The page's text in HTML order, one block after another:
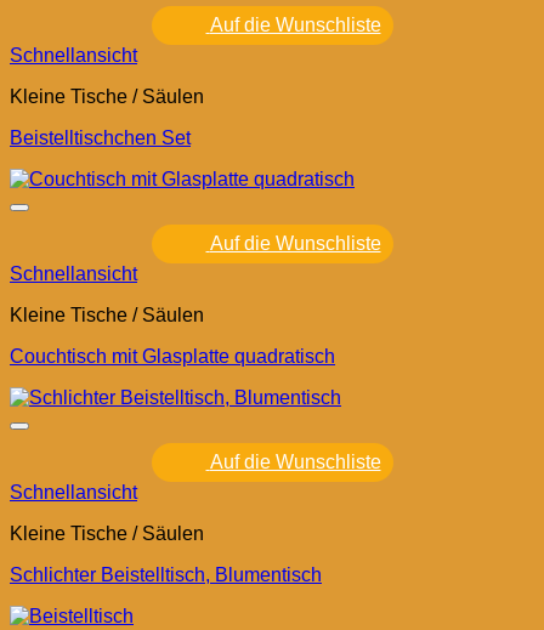
Auf die Wunschliste
Schnellansicht
Kleine Tische / Säulen
Beistelltischchen Set
Auf die Wunschliste
Schnellansicht
Kleine Tische / Säulen
Couchtisch mit Glasplatte quadratisch
Auf die Wunschliste
Schnellansicht
Kleine Tische / Säulen
Schlichter Beistelltisch, Blumentisch